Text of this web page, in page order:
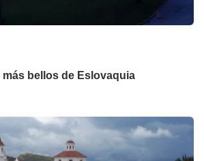
bellos de Eslovaquia